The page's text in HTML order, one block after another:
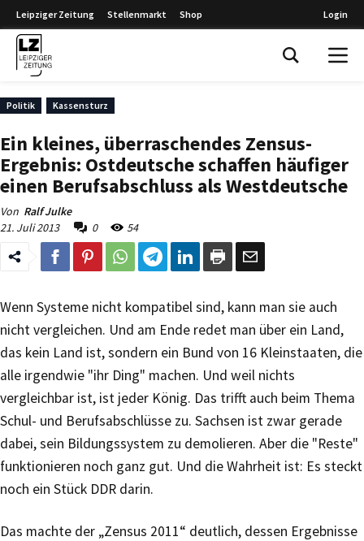
Leipziger Zeitung Stellenmarkt Shop Login
Politik Kassensturz
Ein kleines, überraschendes Zensus-
Ergebnis: Ostdeutsche schaffen häufiger
einen Berufsabschluss als Westdeutsche
Von Ralf Julke
21. Juli 2013
0 54
Wenn Systeme nicht kompatibel sind, kann man sie auch
nicht vergleichen. Und am Ende redet man über ein Land,
das kein Land ist, sondern ein Bund von 16 Kleinstaaten, die
alle irgendwie "ihr Ding" machen. Und weil nichts
vergleichbar ist, ist jeder König. Das trifft auch beim Thema
Schul- und Berufsabschlüsse zu. Sachsen ist zwar gerade
dabei, sein Bildungssystem zu demolieren. Aber die "Reste"
funktionieren noch ganz gut. Und die Wahrheit ist: Es steckt
noch ein Stück DDR darin.
Das machte der „Zensus 2011“ deutlich, dessen Ergebnisse